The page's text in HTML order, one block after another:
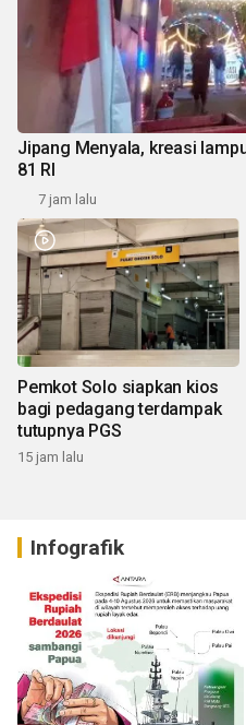
Jipang Menyala, kreasi
81 RI
7 jam lalu
Pemkot Solo siapkan kios
bagi pedagang terdampak
tutupnya PGS
15 jam lalu
Infografik